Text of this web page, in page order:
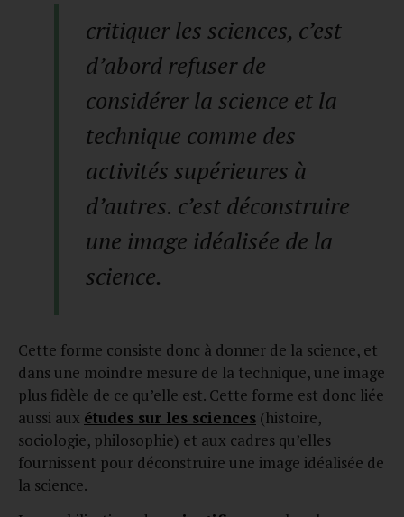
critiquer les sciences, c’est
d’abord refuser de
considérer la science et la
technique comme des
activités supérieures à
d’autres. c’est déconstruire
une image idéalisée de la
science.
Cette forme consiste donc à donner de la science, et
dans une moindre mesure de la technique, une image
plus fidèle de ce qu’elle est. Cette forme est donc liée
aussi aux études sur les sciences (histoire,
sociologie, philosophie) et aux cadres qu’elles
fournissent pour déconstruire une image idéalisée de
la science.